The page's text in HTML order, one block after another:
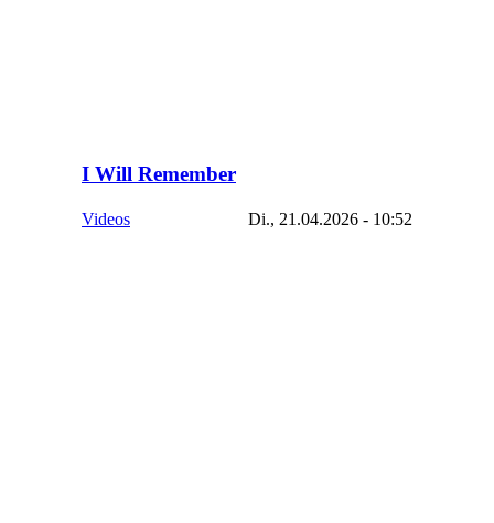
I Will Remember
Videos Di., 21.04.2026 - 10:52